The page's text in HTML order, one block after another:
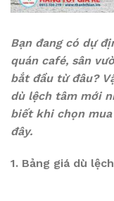
Bạn đang có dự
quán café, sân
bắt đầu từ đâu?
dù lệch tâm mới
biết khi chọn
đây.
1. Bảng giá dù